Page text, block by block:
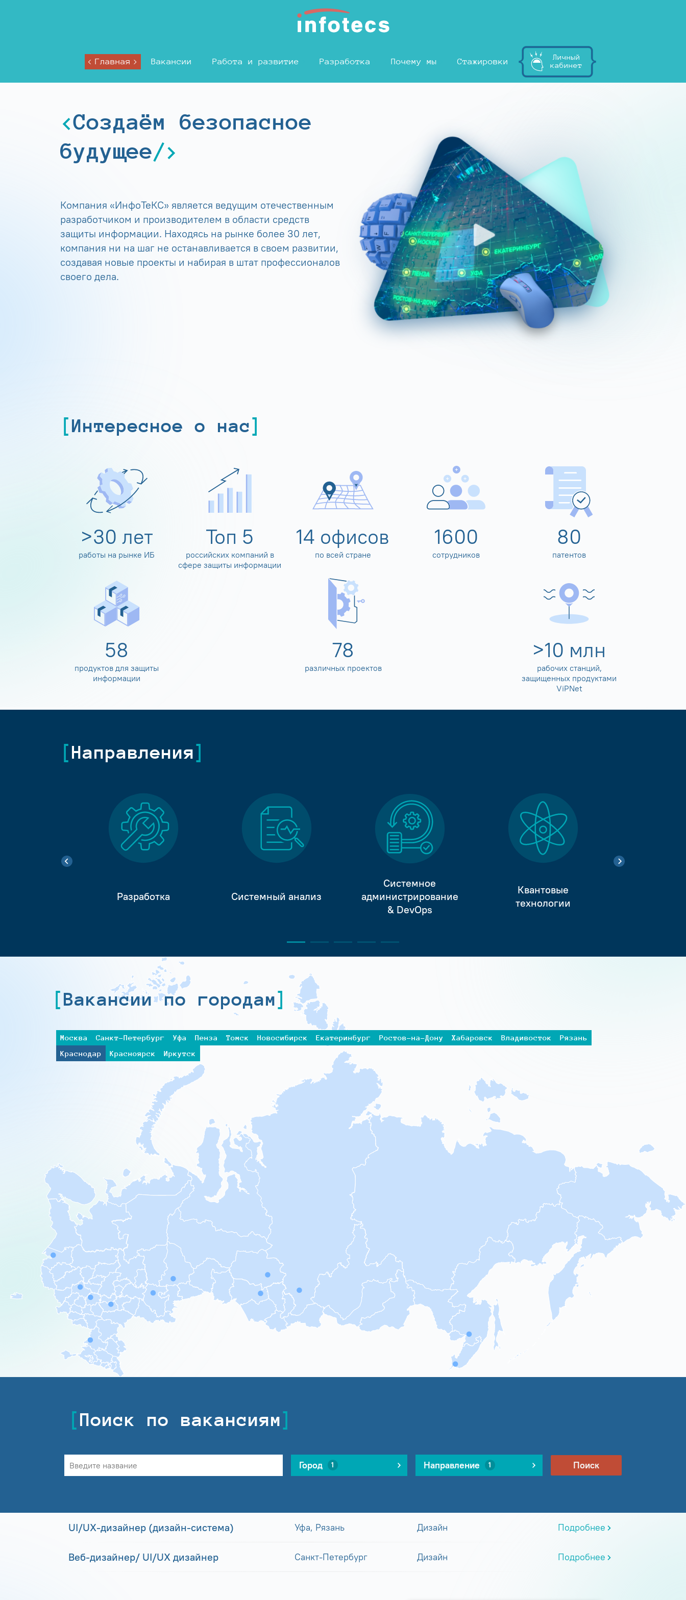
Главная Вакансии Работа и развитие Разработка Почему мы Стажировки
Личный
кабинет
Создаём безопасное
будущее
Компания «ИнфоТеКС» является ведущим отечественным
разработчиком и производителем в области средств
защиты информации. Находясь на рынке более 30 лет,
компания ни на шаг не останавливается в своем развитии,
создавая новые проекты и набирая в штат профессионалов
своего дела.
Интересное о нас
>30 лет
работы на рынке ИБ
Топ 5
российских компаний в
сфере защиты информации
14 офисов
по всей стране
1600
сотрудников
80
патентов
60
продуктов для защиты
информации
80
различных проектов
>10 млн
рабочих станций,
защищенных продуктами
ViPNet
Направления
Разработка Системный анализ
Системное
администрирование
& DevOps
Квантовые
технологии
Вакансии по городам
Москва Санкт-Петербург Уфа Пенза Томск Новосибирск Екатеринбург Ростов-на-Дону Хабаровск Владивосток
Рязань
Краснодар
Красноярск Иркутск
Поиск по вакансиям
Город 1 Направление 1 Поиск
UI/UX-дизайнер (дизайн-система) Уфа, Рязань Дизайн Подробнее
Веб-дизайнер/ UI/UX дизайнер Санкт-Петербург Дизайн Подробнее